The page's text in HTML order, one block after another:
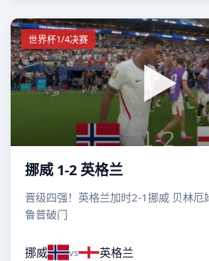
世界杯1/4决赛
挪威 1-2 英格兰
晋级四强！英格兰加时2-1挪威 贝林厄
鲁普破门
挪威 vs 英格兰